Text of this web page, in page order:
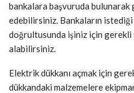
bankalara başvuruda
edebilirsiniz. Bankaların istediği
doğrultusunda işiniz için
alabilirsiniz.
Elektrik dükkanı açmak için
dükkandaki malzemelere